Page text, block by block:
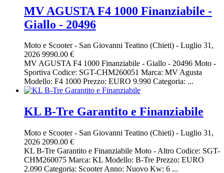
MV AGUSTA F4 1000 Finanziabile -
Giallo - 20496
Moto e Scooter- San Giovanni Teatino (Chieti) - Luglio 31,
2026 9990.00 €
MV AGUSTA F4 1000 Finanziabile - Giallo - 20496 Moto -
Sportiva Codice: SGT-CHM260051 Marca: MV Agusta
Modello: F4 1000 Prezzo: EURO 9.990 Categoria: ...
KL B-Tre Garantito e Finanziabile
Moto e Scooter- San Giovanni Teatino (Chieti) - Luglio 31,
2026 2090.00 €
KL B-Tre Garantito e Finanziabile Moto - Altro Codice: SGT-
CHM260075 Marca: KL Modello: B-Tre Prezzo: EURO
2.090 Categoria: Scooter Anno: Nuovo Kw: 6 ...